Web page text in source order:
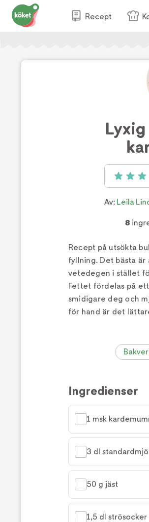
Recept
Betyg:
Av: Leila
8
Recept på utsökta
fyllning. Det bästa
vetedegen i stället
Fettet fördelas på
smidigare deg och
för hand är det
med mjukt smör i
Ingredienser
1 msk
3 dl
50 g jäst
1,5 dl strösocker